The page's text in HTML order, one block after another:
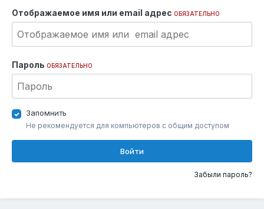
Отображаемое имя или email адрес ОБЯЗАТЕЛЬНО
Пароль ОБЯЗАТЕЛЬНО
Запомнить
Не рекомендуется для компьютеров с общим доступом
Войти
Забыли пароль?